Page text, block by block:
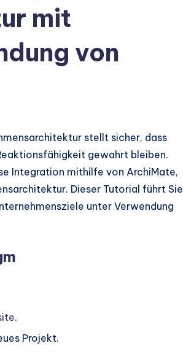
mit
von
stellt sicher, dass
gewahrt bleiben.
Integration mithilfe von ArchiMate,
Dieser Tutorial führt Sie
unter Verwendung
.
Projekt.